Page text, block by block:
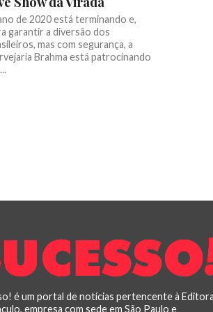
de 2020 está terminando e,
garantir a diversão dos
mas com segurança, a
Brahma está patrocinando
é um portal de notícias pertencente à
empresa com sede em São Paulo e